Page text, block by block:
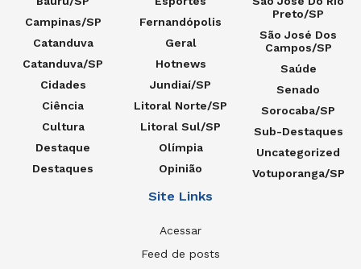
Campinas/SP
Catanduva
Catanduva/SP
Cidades
Ciência
Cultura
Destaque
Destaques
Fernandópolis
Geral
Hotnews
Jundiaí/SP
Litoral Norte/SP
Litoral Sul/SP
Olímpia
Opinião
Preto/SP
São José Dos
Campos/SP
Saúde
Senado
Sorocaba/SP
Sub-Destaques
Uncategorized
Votuporanga/SP
Site Links
Acessar
Feed de posts